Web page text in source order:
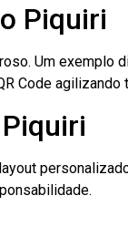
Piquiri
Um exemplo
Code